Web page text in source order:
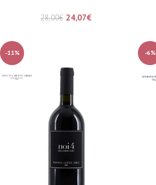
28,00€ 24,07€
-11% -6%